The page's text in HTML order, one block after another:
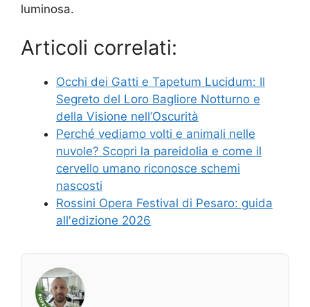
luminosa.
Articoli correlati:
Occhi dei Gatti e Tapetum Lucidum: Il
Segreto del Loro Bagliore Notturno e
della Visione nell’Oscurità
Perché vediamo volti e animali nelle
nuvole? Scopri la pareidolia e come il
cervello umano riconosce schemi
nascosti
Rossini Opera Festival di Pesaro: guida
all'edizione 2026